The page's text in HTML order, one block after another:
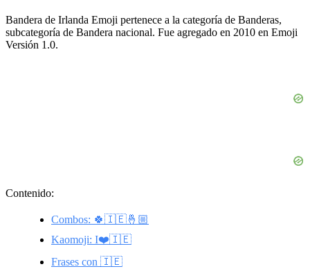
Bandera de Irlanda Emoji pertenece a la categoría de Banderas,
subcategoría de Bandera nacional. Fue agregado en 2010 en Emoji
Versión 1.0.
Contenido:
Combos: 🍀🇮🇪🤞🏼
Kaomoji: I❤️🇮🇪
Frases con 🇮🇪